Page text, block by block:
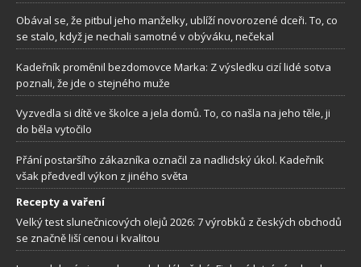
Obával se, že pitbul jeho manželky, ublíží novorozené dceři. To, co
se stalo, když je nechali samotné v obýváku, nečekal
Kadeřník proměnil bezdomovce Marka: Z výsledku cizí lidé sotva
poznali, že jde o stejného muže
Vyzvedla si dítě ve školce a jela domů. To, co našla na jeho těle, ji
do běla vytočilo
Přání postaršího zákazníka označil za nadlidský úkol. Kadeřník
však předvedl výkon z jiného světa
Recepty a vaření
Velký test slunečnicových olejů 2026: 7 výrobků z českých obchodů
se značně liší cenou i kvalitou